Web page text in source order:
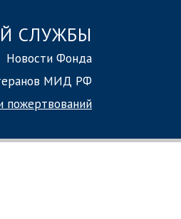
СЛУЖБЫ
Новости Фонда
МИД РФ
пожертвований